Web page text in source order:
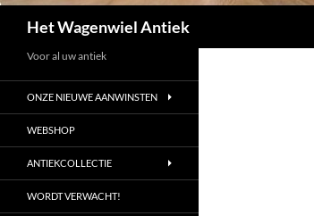
Het Wagenwiel Antiek
Voor al uw antiek
ONZE NIEUWE AANWINSTEN
WEBSHOP
ANTIEKCOLLECTIE
WORDT VERWACHT!